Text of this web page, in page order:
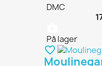
DMC
På lager
favorite_border